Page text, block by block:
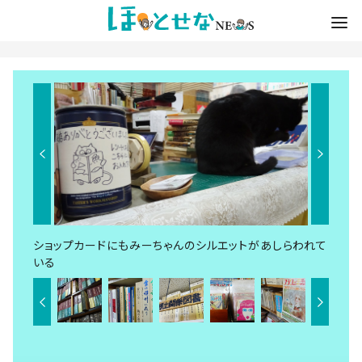
ショップカードにもみーちゃんのシルエットがあしらわれて
いる